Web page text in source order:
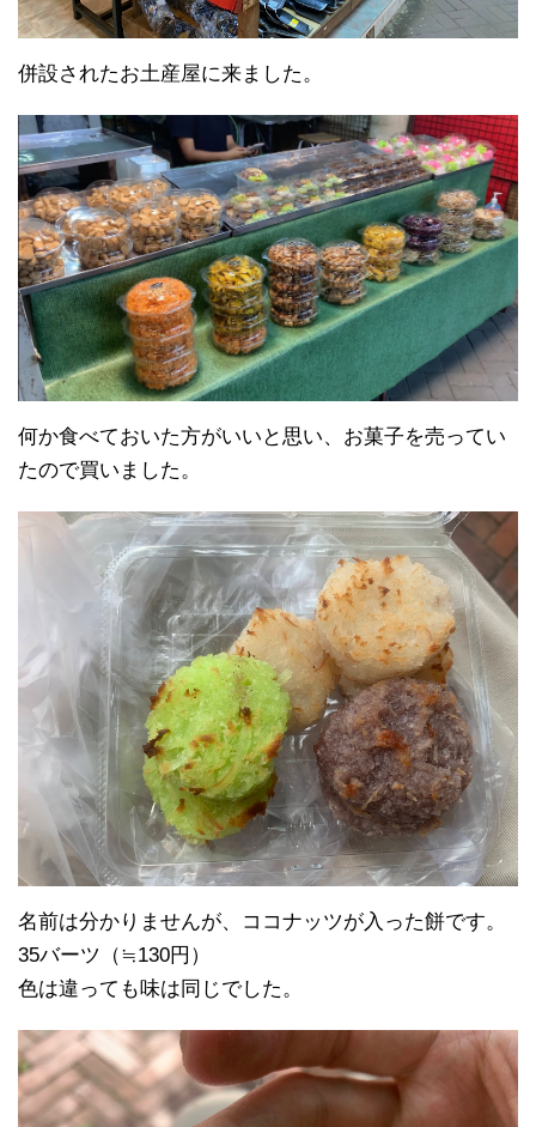
併設されたお土産屋に来ました。
何か食べておいた方がいいと思い、お菓子を売ってい
たので買いました。
名前は分かりませんが、ココナッツが入った餅です。
35バーツ（≒130円）
色は違っても味は同じでした。